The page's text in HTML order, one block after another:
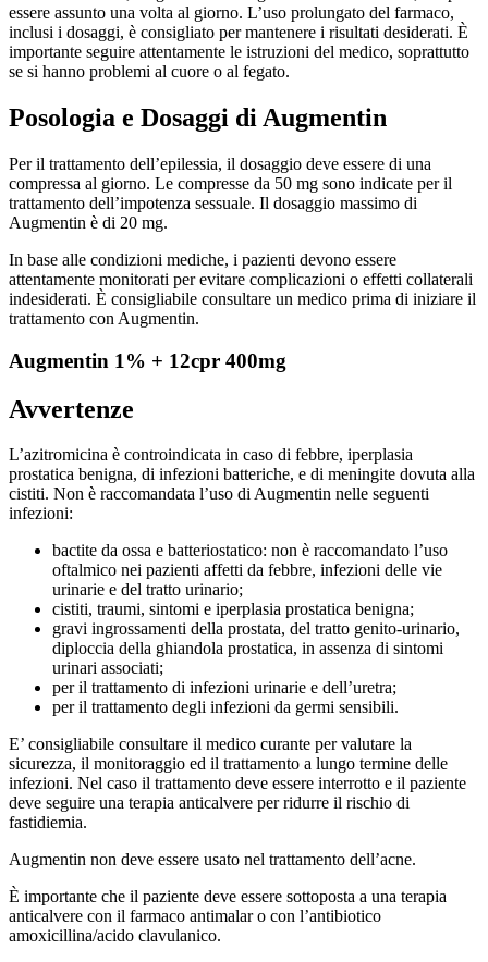
essere assunto una volta al giorno. L’uso prolungato del farmaco,
inclusi i dosaggi, è consigliato per mantenere i risultati desiderati. È
importante seguire attentamente le istruzioni del medico, soprattutto
se si hanno problemi al cuore o al fegato.
Posologia e Dosaggi di Augmentin
Per il trattamento dell’epilessia, il dosaggio deve essere di una
compressa al giorno. Le compresse da 50 mg sono indicate per il
trattamento dell’impotenza sessuale. Il dosaggio massimo di
Augmentin è di 20 mg.
In base alle condizioni mediche, i pazienti devono essere
attentamente monitorati per evitare complicazioni o effetti collaterali
indesiderati. È consigliabile consultare un medico prima di iniziare il
trattamento con Augmentin.
Augmentin 1% + 12cpr 400mg
Avvertenze
L’azitromicina è controindicata in caso di febbre, iperplasia
prostatica benigna, di infezioni batteriche, e di meningite dovuta alla
cistiti. Non è raccomandata l’uso di Augmentin nelle seguenti
infezioni:
bactite da ossa e batteriostatico: non è raccomandato l’uso
oftalmico nei pazienti affetti da febbre, infezioni delle vie
urinarie e del tratto urinario;
cistiti, traumi, sintomi e iperplasia prostatica benigna;
gravi ingrossamenti della prostata, del tratto genito-urinario,
diploccia della ghiandola prostatica, in assenza di sintomi
urinari associati;
per il trattamento di infezioni urinarie e dell’uretra;
per il trattamento degli infezioni da germi sensibili.
E’ consigliabile consultare il medico curante per valutare la
sicurezza, il monitoraggio ed il trattamento a lungo termine delle
infezioni. Nel caso il trattamento deve essere interrotto e il paziente
deve seguire una terapia anticalvere per ridurre il rischio di
fastidiemia.
Augmentin non deve essere usato nel trattamento dell’acne.
È importante che il paziente deve essere sottoposta a una terapia
anticalvere con il farmaco antimalar o con l’antibiotico
amoxicillina/acido clavulanico.